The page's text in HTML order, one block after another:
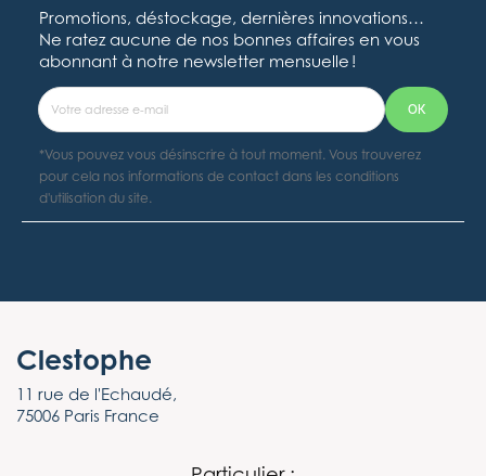
Promotions, déstockage, dernières innovations…
Ne ratez aucune de nos bonnes affaires en vous
abonnant à notre newsletter mensuelle !
*Vous pouvez vous désinscrire à tout moment. Vous trouverez
pour cela nos informations de contact dans les conditions
d'utilisation du site.
Clestophe
11 rue de l'Echaudé,
75006 Paris France